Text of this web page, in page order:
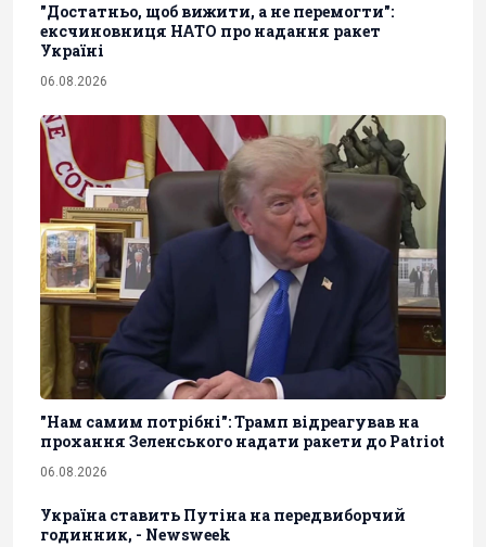
"Достатньо, щоб вижити, а не перемогти":
ексчиновниця НАТО про надання ракет
Україні
06.08.2026
"Нам самим потрібні": Трамп відреагував на
прохання Зеленського надати ракети до Patriot
06.08.2026
Україна ставить Путіна на передвиборчий
годинник, - Newsweek